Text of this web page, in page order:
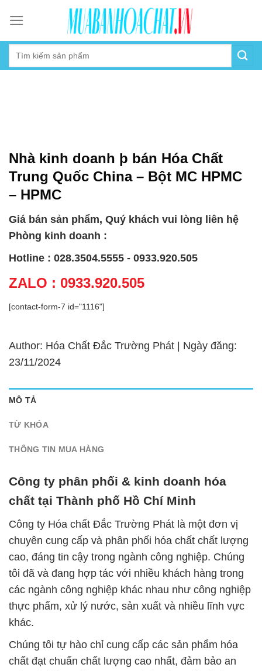
content
Nhà kinh doanh þ bán Hóa Chất
Trung Quốc China – Bột MC HPMC
– HPMC
Giá bán sản phẩm, Quý khách vui lòng liên hệ
Phòng kinh doanh :
Hotline : 028.3504.5555 - 0933.920.505
ZALO : 0933.920.505
[contact-form-7 id="1116"]
Author: Hóa Chất Đắc Trường Phát | Ngày đăng:
23/11/2024
MÔ TẢ
TỪ KHÓA
THÔNG TIN MUA HÀNG
Công ty phân phối & kinh doanh hóa
chất tại Thành phố Hồ Chí Minh
Công ty Hóa chất Đắc Trường Phát là một đơn vị
chuyên cung cấp và phân phối hóa chất chất lượng
cao, đáng tin cậy trong ngành công nghiệp. Chúng
tôi đã và đang hợp tác với nhiều khách hàng trong
các ngành công nghiệp khác nhau như công nghiệp
thực phẩm, xử lý nước, sản xuất và nhiều lĩnh vực
khác.
Chúng tôi tự hào chỉ cung cấp các sản phẩm hóa
chất đạt chuẩn chất lượng cao nhất, đảm bảo an